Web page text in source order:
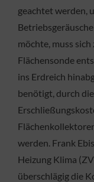
geachtet werden,
möchte, muss
Flächensonde
ins Erdreich
benötigt, durch
werden. Frank
Heizung Klima
überschlägig die